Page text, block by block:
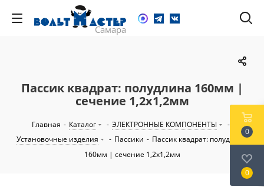
Пассик квадрат: полудлина 160мм |
сечение 1,2х1,2мм
Главная - Каталог - ЭЛЕКТРОННЫЕ КОМПОНЕНТЫ
-
Установочные изделия
- Пассики - Пассик квадрат: полудлина
160мм | сечение 1,2х1,2мм
0
0